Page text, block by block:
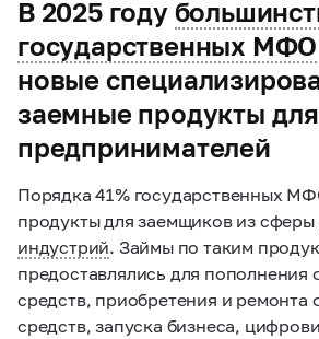
В 2025 году
государственных МФО
новые
заемные продукты для
предпринимателей
Порядка 41% государственных
продукты для заемщиков из сферы
индустрий. Займы по таким
предоставлялись для пополнения
средств, приобретения и ремонта
средств, запуска бизнеса,